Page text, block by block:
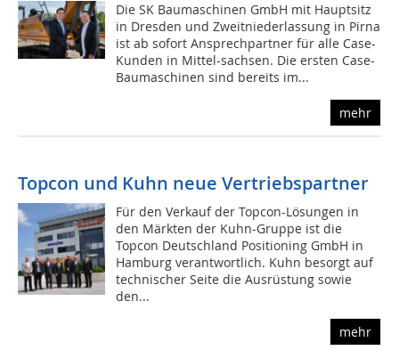
Die SK Baumaschinen GmbH mit Hauptsitz
in Dresden und Zweitniederlassung in Pirna
ist ab sofort Ansprechpartner für alle Case-
Kunden in Mittel-sachsen. Die ersten Case-
Baumaschinen sind bereits im...
mehr
Topcon und Kuhn neue Vertriebspartner
Für den Verkauf der Topcon-Lösungen in
den Märkten der Kuhn-Gruppe ist die
Topcon Deutschland Positioning GmbH in
Hamburg verantwortlich. Kuhn besorgt auf
technischer Seite die Ausrüstung sowie
den...
mehr